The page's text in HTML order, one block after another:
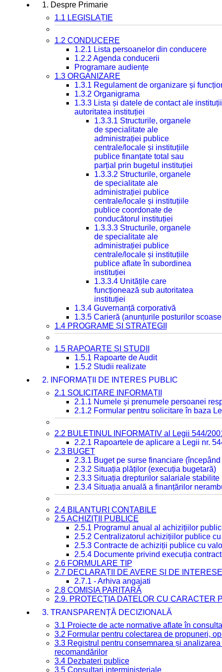
1. Despre Primarie
1.1 LEGISLAȚIE
1.2 CONDUCERE
1.2.1 Lista persoanelor din conducere
1.2.2 Agenda conducerii
Programare audiențe
1.3 ORGANIZARE
1.3.1 Regulament de organizare și
1.3.2 Organigrama
1.3.3 Lista și datele de contact ale
autoritatea instituției
1.3.3.1 Structurile, organele
de specialitate ale
administrației publice
centrale/locale și instituțiile
publice finanțate total sau
parțial prin bugetul instituției
1.3.3.2 Structurile, organele
de specialitate ale
administrației publice
centrale/locale și instituțiile
publice coordonate de
conducătorul instituției
1.3.3.3 Structurile, organele
de specialitate ale
administrației publice
centrale/locale și instituțiile
publice aflate în subordinea
instituției
1.3.3.4 Unitățile care
funcționează sub autoritatea
instituției
1.3.4 Guvernanță corporativă
1.3.5 Carieră (anunțurile posturilor
1.4 PROGRAME ȘI STRATEGII
1.5 RAPOARTE ȘI STUDII
1.5.1 Rapoarte de Audit
1.5.2 Studii realizate
2. INFORMAȚII DE INTERES PUBLIC
2.1 SOLICITARE INFORMAȚII
2.1.1 Numele și prenumele persoanei
2.1.2 Formular pentru solicitare în baza
2.2 BULETINUL INFORMATIV al Legii 544/
2.2.1 Rapoartele de aplicare a Legii nr.
2.3 BUGET
2.3.1 Buget pe surse financiare
2.3.2 Situația plăților (execuția bugetară)
2.3.3 Situația drepturilor salariale
2.3.4 Situația anuală a finanțărilor
2.4 BILANȚURI CONTABILE
2.5 ACHIZIȚII PUBLICE
2.5.1 Programul anual al achizițiilor
2.5.2 Centralizatorul achizițiilor publice
2.5.3 Contracte de achiziții publice cu
2.5.4 Documente privind execuția
2.6 FORMULARE TIP
2.7 DECLARAȚII DE AVERE ȘI DE INTERESE
2.7.1 - Arhiva angajati
2.8 COMISIA PARITARĂ
2.9. PROTECȚIA DATELOR CU CARACTER
3. TRANSPARENȚĂ DECIZIONALĂ
3.1 Proiecte de acte normative aflate în
3.2 Formular pentru colectarea de propuneri,
3.3 Registrul pentru consemnarea și
recomandărilor
3.4 Dezbateri publice
3.5 Consultari interministeriale